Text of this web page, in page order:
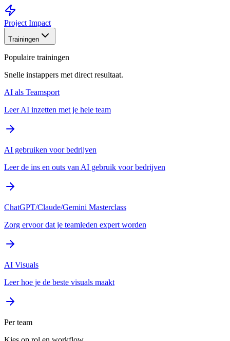
Project Impact
Trainingen
Populaire trainingen
Snelle instappers met direct resultaat.
AI als Teamsport
Leer AI inzetten met je hele team
AI gebruiken voor bedrijven
Leer de ins en outs van AI gebruik voor bedrijven
ChatGPT/Claude/Gemini Masterclass
Zorg ervoor dat je teamleden expert worden
AI Visuals
Leer hoe je de beste visuals maakt
Per team